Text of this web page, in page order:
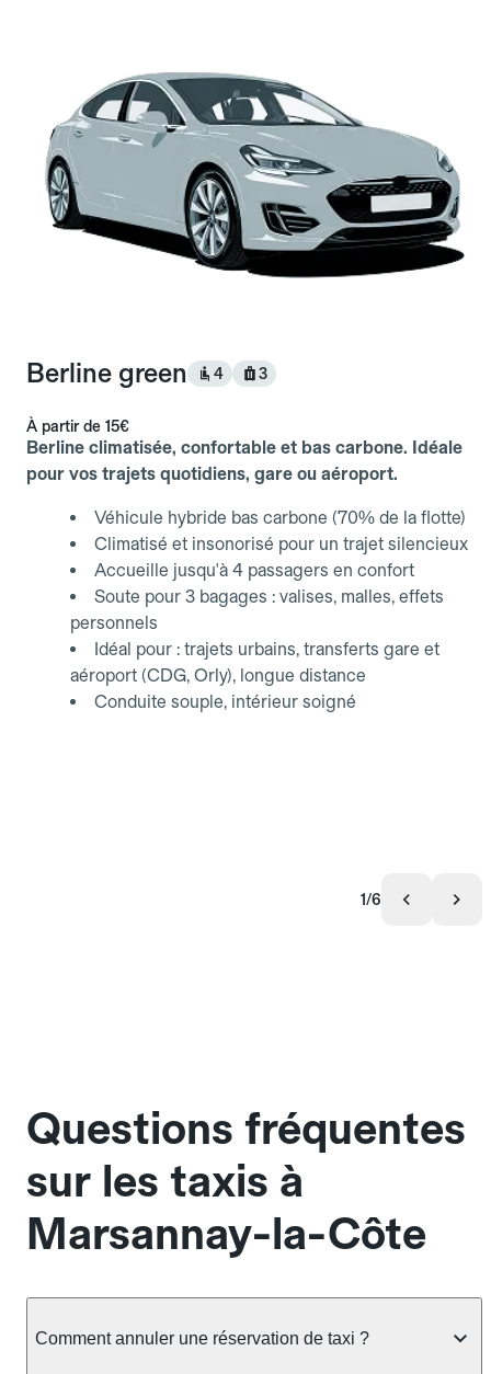
Berline green 4 3
À partir de 15€
Berline climatisée, confortable et bas carbone. Idéale
pour vos trajets quotidiens, gare ou aéroport.
Véhicule hybride bas carbone (70% de la flotte)
Climatisé et insonorisé pour un trajet silencieux
Accueille jusqu'à 4 passagers en confort
Soute pour 3 bagages : valises, malles, effets
personnels
Idéal pour : trajets urbains, transferts gare et
aéroport (CDG, Orly), longue distance
Conduite souple, intérieur soigné
1/6
Questions fréquentes
sur les taxis à
Marsannay-la-Côte
Comment annuler une réservation de taxi ?